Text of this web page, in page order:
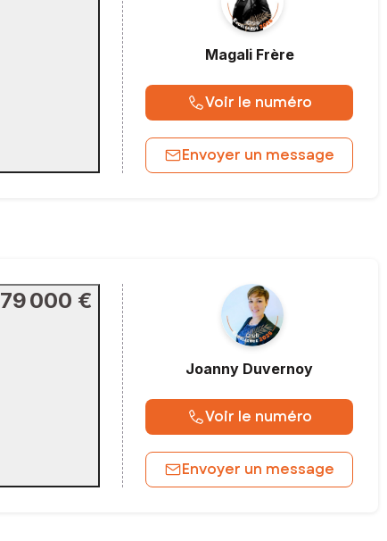
Magali Frère
Voir le numéro
Envoyer un message
79 000 €
Joanny Duvernoy
Voir le numéro
Envoyer un message